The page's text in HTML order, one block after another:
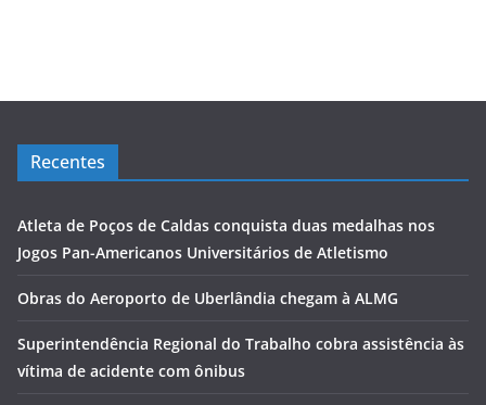
Recentes
Atleta de Poços de Caldas conquista duas medalhas nos
Jogos Pan-Americanos Universitários de Atletismo
Obras do Aeroporto de Uberlândia chegam à ALMG
Superintendência Regional do Trabalho cobra assistência às
vítima de acidente com ônibus